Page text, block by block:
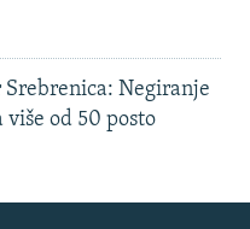
Negiranje
više od 50 posto